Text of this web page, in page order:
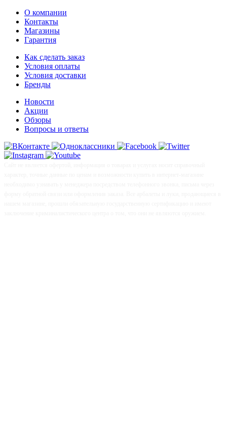
О компании
Контакты
Магазины
Гарантия
Как сделать заказ
Условия оплаты
Условия доставки
Бренды
Новости
Акции
Обзоры
Вопросы и ответы